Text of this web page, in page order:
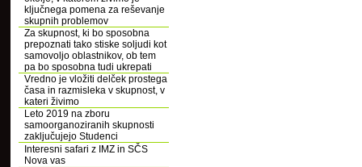
ključnega pomena za reševanje
skupnih problemov
Za skupnost, ki bo sposobna
prepoznati tako stiske soljudi kot
samovoljo oblastnikov, ob tem
pa bo sposobna tudi ukrepati
Vredno je vložiti delček prostega
časa in razmisleka v skupnost, v
kateri živimo
Leto 2019 na zboru
samoorganoziranih skupnosti
zaključujejo Studenci
Interesni safari z IMZ in SČS
Nova vas